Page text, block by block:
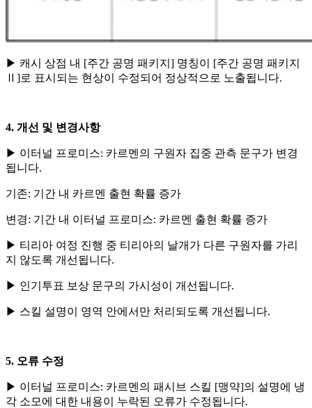
▶ 캐시 상점 내 [주간 공명 패키지] 명칭이 [주간 공명 패키지
Ⅱ]로 표시되는 현상이 수정되어 정상적으로 노출됩니다.
4. 개선 및 변경사항
▶ 이터널 프로미스: 카르멘의 구원자 집중 관측 문구가 변경
됩니다.
기존: 기간 내 카르멘 출현 확률 증가
변경: 기간 내 이터널 프로미스: 카르멘 출현 확률 증가
▶ 티리아 여정 진행 중 티리아의 날개가 다른 구원자를 가리
지 않도록 개선됩니다.
▶ 인기투표 보상 문구의 가시성이 개선됩니다.
▶ 스킬 설명이 영역 안에서만 처리되도록 개선됩니다.
5. 오류 수정
▶ 이터널 프로미스: 카르멘의 패시브 스킬 [맹약]의 설명에 냉
각 소모에 대한 내용이 누락된 오류가 수정됩니다.